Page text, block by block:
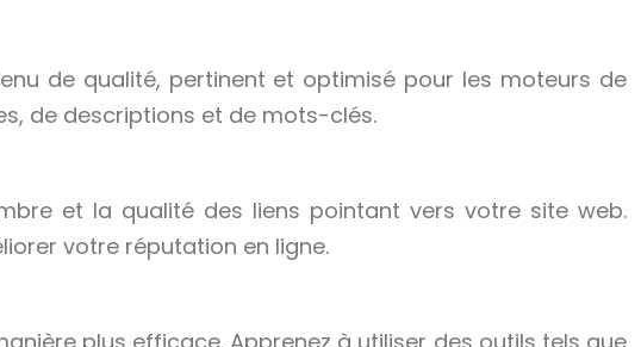
de qualité, pertinent et optimisé pour les moteurs de
de descriptions et de mots-clés.
et la qualité des liens pointant vers votre site web.
votre réputation en ligne.